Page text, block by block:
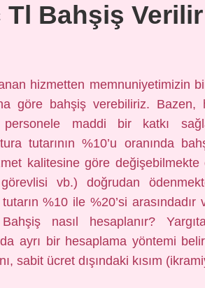
Tl Bahşiş Verilir
hizmetten memnuniyetimizin
göre bahşiş verebiliriz. Bazen,
personele maddi bir katkı
tutarının %10’u oranında
kalitesine göre değişebilmekte
vb.) doğrudan
%10 ile %20’si
nasıl hesaplanır?
ayrı bir hesaplama yöntemi
sabit ücret dışındaki kısım